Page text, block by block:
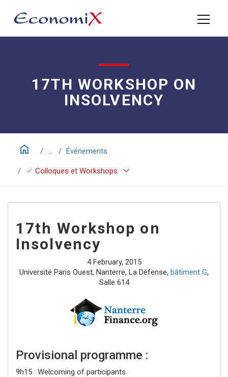
17TH WORKSHOP ON
INSOLVENCY
home Événements
check Colloques et Workshops keyboard_arrow_down
17th Workshop on
Insolvency
4 February, 2015
Université Paris Ouest, Nanterre, La Défense, bâtiment G,
Salle 614
Provisional programme :
9h15 : Welcoming of participants.